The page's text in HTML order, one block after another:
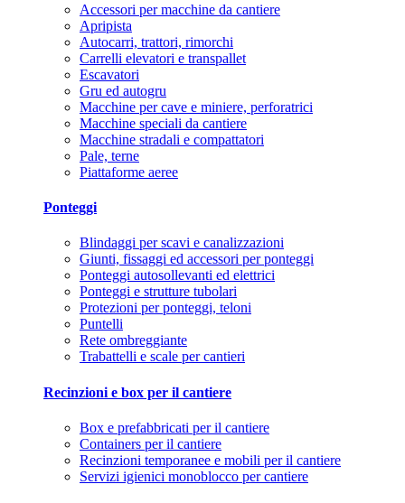
Accessori per macchine da cantiere
Apripista
Autocarri, trattori, rimorchi
Carrelli elevatori e transpallet
Escavatori
Gru ed autogru
Macchine per cave e miniere, perforatrici
Macchine speciali da cantiere
Macchine stradali e compattatori
Pale, terne
Piattaforme aeree
Ponteggi
Blindaggi per scavi e canalizzazioni
Giunti, fissaggi ed accessori per ponteggi
Ponteggi autosollevanti ed elettrici
Ponteggi e strutture tubolari
Protezioni per ponteggi, teloni
Puntelli
Rete ombreggiante
Trabattelli e scale per cantieri
Recinzioni e box per il cantiere
Box e prefabbricati per il cantiere
Containers per il cantiere
Recinzioni temporanee e mobili per il cantiere
Servizi igienici monoblocco per cantiere